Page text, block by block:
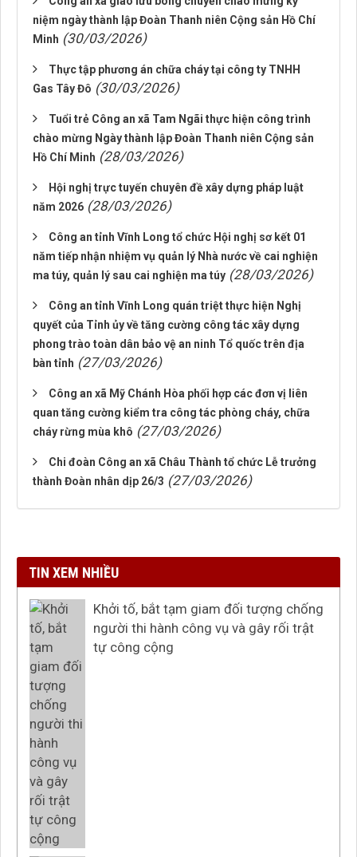
niệm ngày thành lập Đoàn Thanh niên Cộng sản Hồ Chí
Minh (30/03/2026)
Thực tập phương án chữa cháy tại công ty TNHH
Gas Tây Đô (30/03/2026)
Tuổi trẻ Công an xã Tam Ngãi thực hiện công trình
chào mừng Ngày thành lập Đoàn Thanh niên Cộng sản
Hồ Chí Minh (28/03/2026)
Hội nghị trực tuyến chuyên đề xây dựng pháp luật
năm 2026 (28/03/2026)
Công an tỉnh Vĩnh Long tổ chức Hội nghị sơ kết 01
năm tiếp nhận nhiệm vụ quản lý Nhà nước về cai nghiện
ma túy, quản lý sau cai nghiện ma túy (28/03/2026)
Công an tỉnh Vĩnh Long quán triệt thực hiện Nghị
quyết của Tỉnh ủy về tăng cường công tác xây dựng
phong trào toàn dân bảo vệ an ninh Tổ quốc trên địa
bàn tỉnh (27/03/2026)
Công an xã Mỹ Chánh Hòa phối hợp các đơn vị liên
quan tăng cường kiểm tra công tác phòng cháy, chữa
cháy rừng mùa khô (27/03/2026)
Chi đoàn Công an xã Châu Thành tổ chức Lễ trưởng
thành Đoàn nhân dịp 26/3 (27/03/2026)
TIN XEM NHIỀU
Khởi tố, bắt tạm giam đối tượng chống
người thi hành công vụ và gây rối trật
tự công cộng